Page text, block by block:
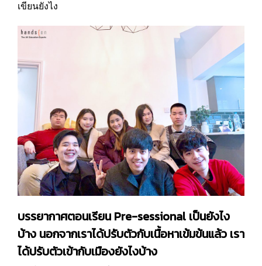
เขียนยังไง
บรรยากาศตอนเรียน Pre-sessional เป็นยังไง
บ้าง นอกจากเราได้ปรับตัวกับเนื้อหาเข้มข้นแล้ว เรา
ได้ปรับตัวเข้ากับเมืองยังไงบ้าง